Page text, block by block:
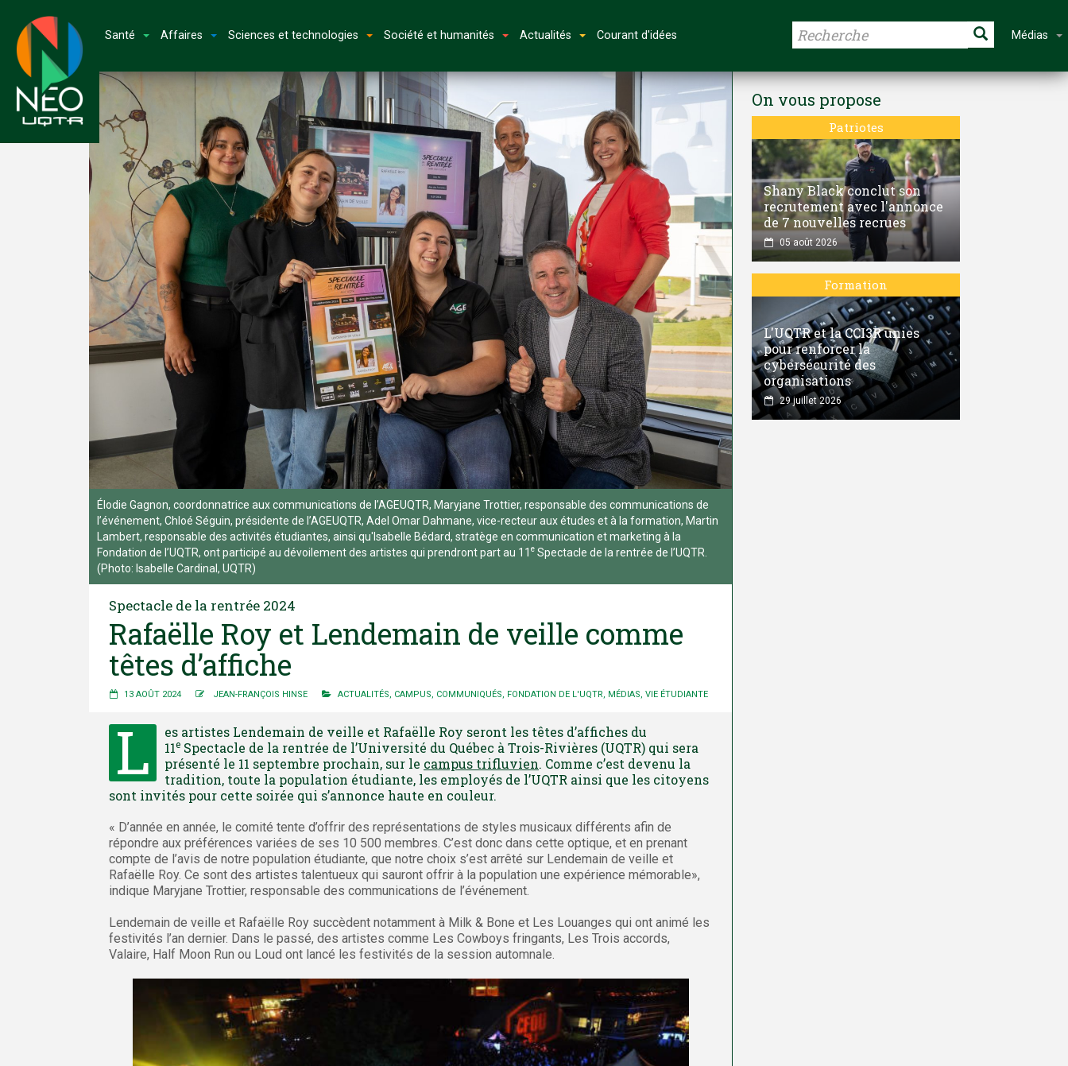
Santé Affaires Sciences et technologies Société et humanités Actualités Courant d'idées Médias
Élodie Gagnon, coordonnatrice aux communications de l’AGEUQTR, Maryjane Trottier, responsable des communications de
l’événement, Chloé Séguin, présidente de l’AGEUQTR, Adel Omar Dahmane, vice-recteur aux études et à la formation, Martin
Lambert, responsable des activités étudiantes, ainsi qu'Isabelle Bédard, stratège en communication et marketing à la
Fondation de l’UQTR, ont participé au dévoilement des artistes qui prendront part au 11 e Spectacle de la rentrée de l’UQTR.
(Photo: Isabelle Cardinal, UQTR)
Spectacle de la rentrée 2024
Rafaëlle Roy et Lendemain de veille comme
têtes d’affiche
13 AOÛT 2024 JEAN-FRANÇOIS HINSE ACTUALITÉS CAMPUS COMMUNIQUÉS FONDATION DE L'UQTR MÉDIAS VIE ÉTUDIANTE
L
es artistes Lendemain de veille et Rafaëlle Roy seront les têtes d’affiches du
11e Spectacle de la rentrée de l’Université du Québec à Trois-Rivières (UQTR) qui sera
présenté le 11 septembre prochain, sur le campus trifluvien. Comme c’est devenu la
tradition, toute la population étudiante, les employés de l’UQTR ainsi que les citoyens
sont invités pour cette soirée qui s’annonce haute en couleur.
« D’année en année, le comité tente d’offrir des représentations de styles musicaux différents afin de
répondre aux préférences variées de ses 10 500 membres. C’est donc dans cette optique, et en prenant
compte de l’avis de notre population étudiante, que notre choix s’est arrêté sur Lendemain de veille et
Rafaëlle Roy. Ce sont des artistes talentueux qui sauront offrir à la population une expérience mémorable»,
indique Maryjane Trottier, responsable des communications de l’événement.
Lendemain de veille et Rafaëlle Roy succèdent notamment à Milk & Bone et Les Louanges qui ont animé les
festivités l’an dernier. Dans le passé, des artistes comme Les Cowboys fringants, Les Trois accords,
Valaire, Half Moon Run ou Loud ont lancé les festivités de la session automnale.
On vous propose
Patriotes
Shany Black conclut son
recrutement avec l'annonce
de 7 nouvelles recrues
05 août 2026
Formation
L'UQTR et la CCI3R unies
pour renforcer la
cybersécurité des
organisations
29 juillet 2026